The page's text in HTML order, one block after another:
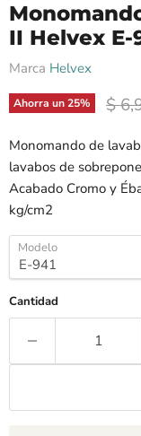
II Helvex E-
Marca Helvex
Ahorra un25% $
Monomando de
lavabos de
Acabado Cromo y
kg/cm2
Modelo
Cantidad